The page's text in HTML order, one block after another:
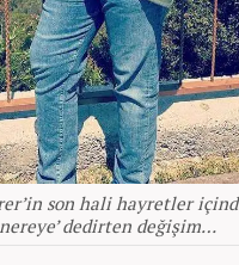
son hali hayretler
nereye’ dedirten değişim…